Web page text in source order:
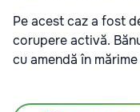
Pe acest caz a fost
corupere activă.
cu amendă în